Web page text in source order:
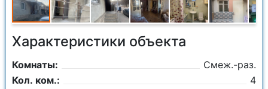
Характеристики объекта
Комнаты:
Смеж.-раз.
Кол. ком.:
4